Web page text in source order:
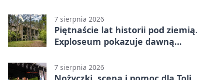
7 sierpnia 2026
Piętnaście lat historii pod ziemią.
Exploseum pokazuje dawną
7 sierpnia 2026